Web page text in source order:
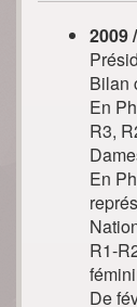
2009
Bilan
En
R3,
En
R1-
De